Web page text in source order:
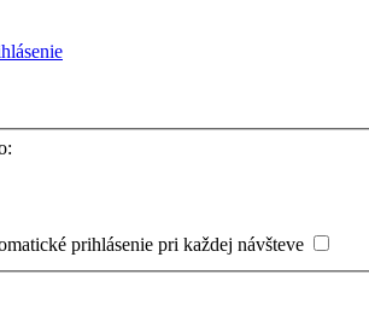
prihlásenie pri každej návšteve